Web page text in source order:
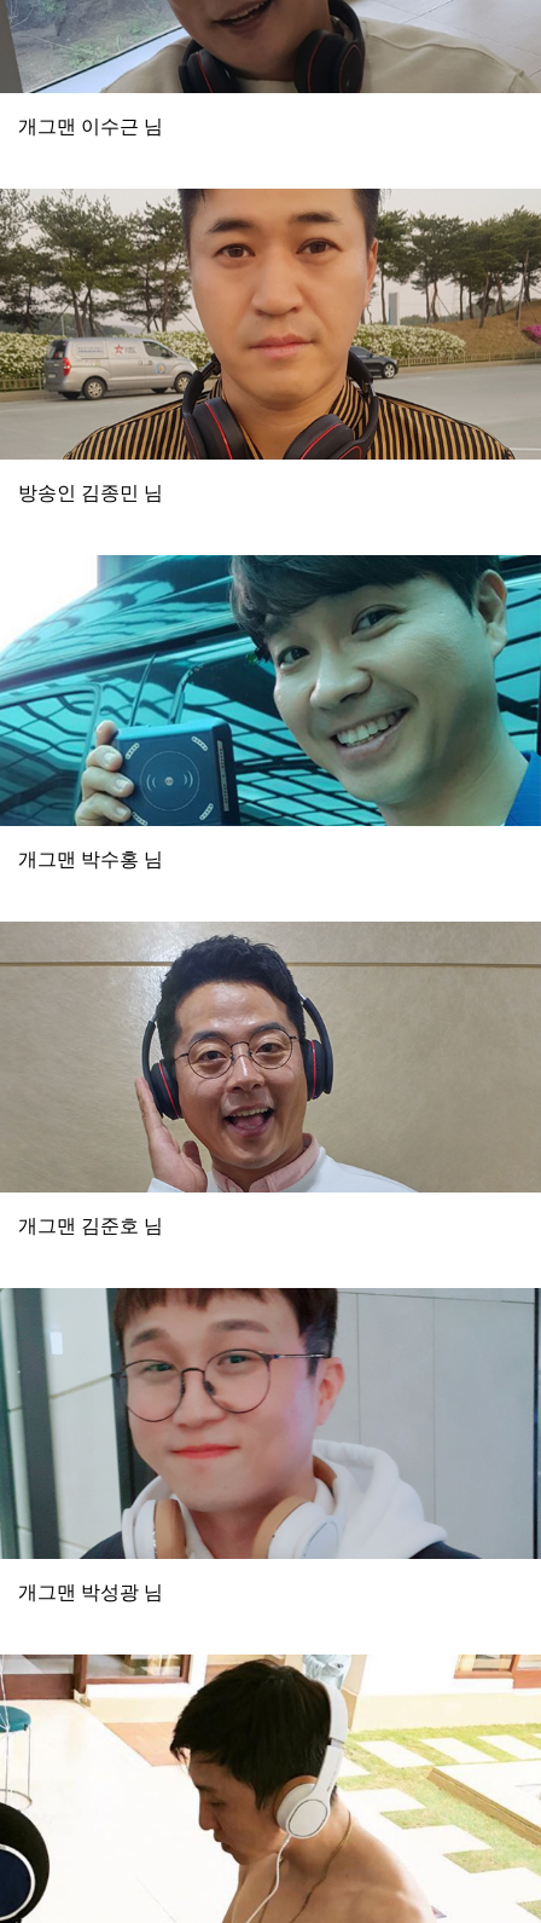
개그맨 이수근 님
방송인 김종민 님
개그맨 박수홍 님
개그맨 김준호 님
개그맨 박성광 님